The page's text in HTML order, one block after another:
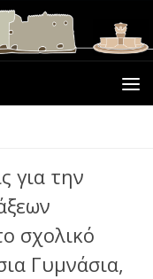
για την
σχολικό
Γυμνάσια,